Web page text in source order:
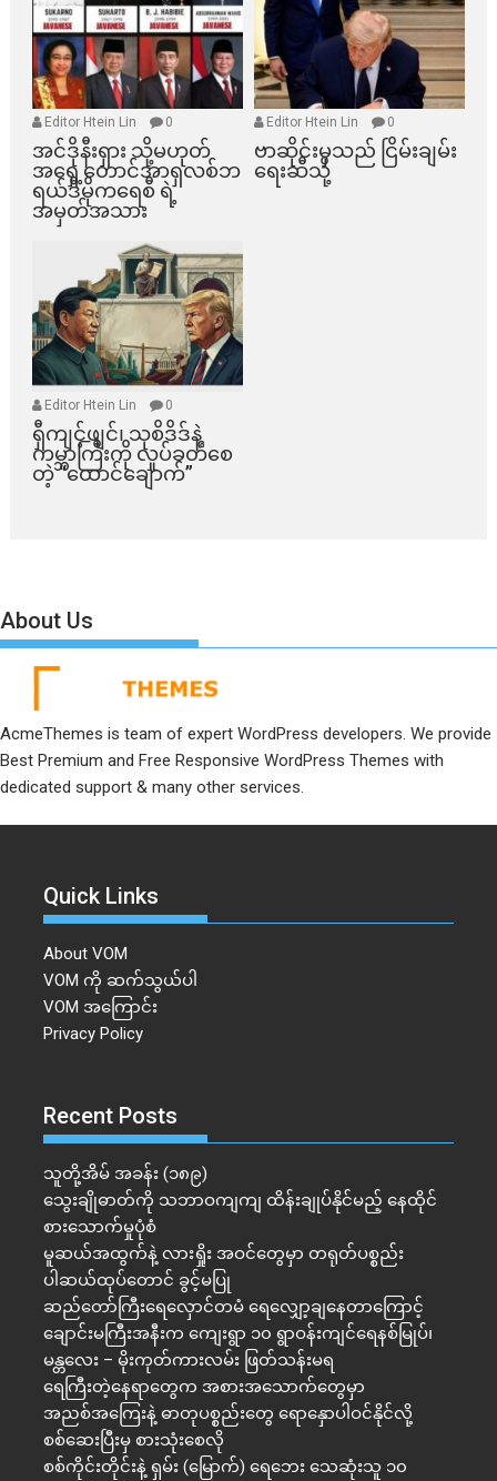
Editor Htein Lin 0
အင်ဒိုနီးရှား သို့မဟုတ်
အရှေ့တောင်အာရှလစ်ဘ
ရယ်ဒီမိုကရေစီ ရဲ့
အမှတ်အသား
Editor Htein Lin 0
ဗာဆိုင်းမှသည် ငြိမ်းချမ်း
ရေးဆီသို့
Editor Htein Lin 0
ရှီကျင့်ဖျင်၊ သုစိဒိဒ်နဲ့
ကမ္ဘာကြီးကို လှုပ်ခတ်စေ
တဲ့ “ထောင်ချောက်”
About Us
AcmeThemes is team of expert WordPress developers. We provide
Best Premium and Free Responsive WordPress Themes with
dedicated support & many other services.
Quick Links
About VOM
VOM ကို ဆက်သွယ်ပါ
VOM အကြောင်း
Privacy Policy
Recent Posts
သူတို့အိမ် အခန်း (၁၈၉)
သွေးချိုဓာတ်ကို သဘာဝကျကျ ထိန်းချုပ်နိုင်မည့် နေထိုင်
စားသောက်မှုပုံစံ
မူဆယ်အထွက်နဲ့ လားရှိုး အဝင်တွေမှာ တရုတ်ပစ္စည်း
ပါဆယ်ထုပ်တောင် ခွင့်မပြု
ဆည်တော်ကြီးရေလှောင်တမံ ရေလျှော့ချနေတာကြောင့်
ချောင်းမကြီးအနီးက ကျေးရွာ ၁၀ ရွာဝန်းကျင်ရေနစ်မြုပ်၊
မန္တလေး – မိုးကုတ်ကားလမ်း ဖြတ်သန်းမရ
ရေကြီးတဲ့​နေရာ​တွေက အစားအသောက်တွေမှာ
အညစ်အကြေးနဲ့ ဓာတုပစ္စည်းတွေ ရောနှောပါဝင်နိုင်လို့
စစ်ဆေးပြီးမှ စားသုံးစေလို
စစ်ကိုင်းတိုင်းနဲ့ ရှမ်း (မြောက်) ရေဘေး သေဆုံးသူ ၁၀